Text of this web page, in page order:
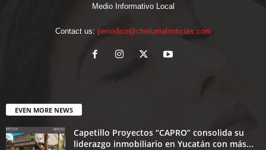
Medio Informativo Local
Contact us: periodico@chetumalnoticias.com
EVEN MORE NEWS
Capetillo Proyectos “CAPRO” consolida su
liderazgo inmobiliario en Yucatán con más...